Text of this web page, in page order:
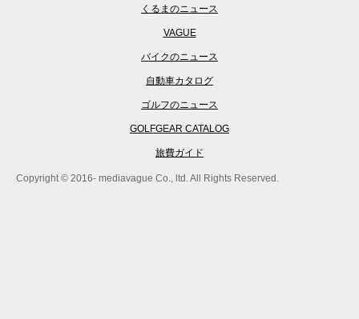
くるまのニュース
VAGUE
バイクのニュース
自動車カタログ
ゴルフのニュース
GOLFGEAR CATALOG
旅費ガイド
Copyright © 2016- mediavague Co., ltd. All Rights Reserved.